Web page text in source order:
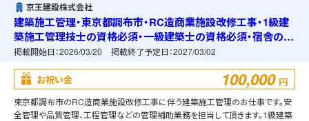
京王建設株式会社
建築施工管理・東京都調布市・RC造商業施設改修工事・1級建
築施工管理技士の資格必須・一級建築士の資格必須・宿舎の準
備可能
掲載開始日：2026/03/20 掲載終了予定日：2027/03/02
お祝い金 100,000 円
東京都調布市のRC造商業施設改修工事に伴う建築施工管理のお仕事です。安
全管理や品質管理、工程管理などの管理補助業務を担当して頂きます。1級建築